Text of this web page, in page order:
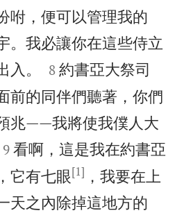
咐，便可以管理我的
。我必讓你在這些侍立
。


8 約書亞大祭司
前的同伴們聽著，你們
兆——我將使我僕人大


9 看啊，這是我在約書亞
它有七眼[1] ，我要在上
天之內除掉這地方的